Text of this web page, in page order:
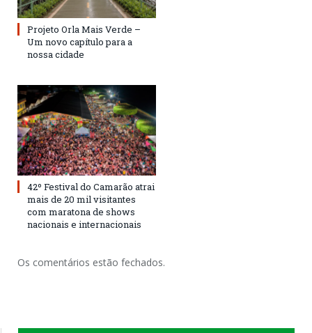
Projeto Orla Mais Verde –
Um novo capítulo para a
nossa cidade
42º Festival do Camarão atrai
mais de 20 mil visitantes
com maratona de shows
nacionais e internacionais
Os comentários estão fechados.